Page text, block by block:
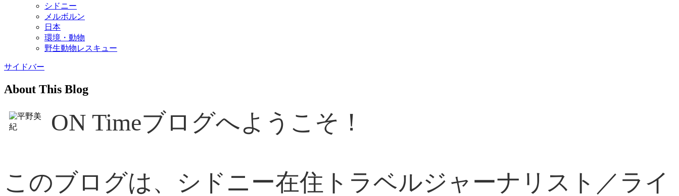
シドニー
メルボルン
日本
環境・動物
野生動物レスキュー
サイドバー
About This Blog
ON Timeブログへようこそ！
このブログは、シドニー在住トラベルジャーナリスト／ライ